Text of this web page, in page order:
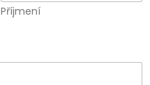
Příjmení